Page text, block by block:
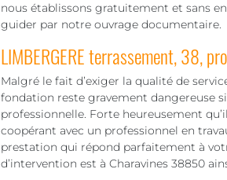
nous établissons gratuitement et sans
guider par notre ouvrage documentaire.
LIMBERGERE terrassement, 38,
Malgré le fait d’exiger la qualité de
fondation reste gravement dangereuse
professionnelle. Forte heureusement
coopérant avec un professionnel en
prestation qui répond parfaitement à
d’intervention est à Charavines 38850